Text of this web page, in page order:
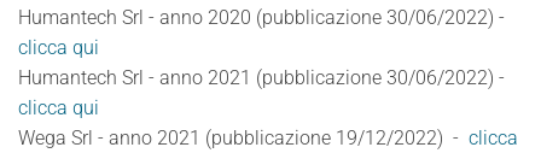
Humantech Srl - anno 2020 (pubblicazione 30/06/2022) -
clicca qui
Humantech Srl - anno 2021 (pubblicazione 30/06/2022) -
clicca qui
Wega Srl - anno 2021 (pubblicazione 19/12/2022) - clicca